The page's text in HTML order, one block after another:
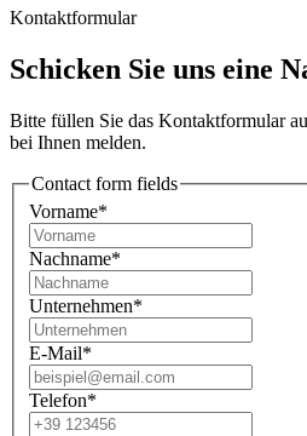
Kontaktformular
Schicken Sie uns eine
Bitte füllen Sie das Kontaktformular
bei Ihnen melden.
Contact form fields
Vorname*
Nachname*
Unternehmen*
E-Mail*
Telefon*